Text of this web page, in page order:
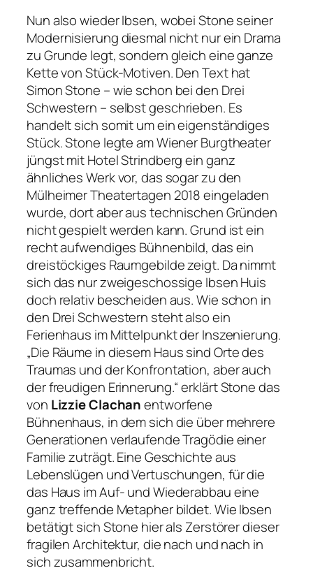
Nun also wieder Ibsen, wobei Stone seiner
Modernisierung diesmal nicht nur ein Drama
zu Grunde legt, sondern gleich eine ganze
Kette von Stück-Motiven. Den Text hat
Simon Stone – wie schon bei den Drei
Schwestern – selbst geschrieben. Es
handelt sich somit um ein eigenständiges
Stück. Stone legte am Wiener Burgtheater
jüngst mitHotel Strindbergein ganz
ähnliches Werk vor, das sogar zu den
Mülheimer Theatertagen 2018 eingeladen
wurde, dort aber aus technischen Gründen
nicht gespielt werden kann. Grund ist ein
recht aufwendiges Bühnenbild, das ein
dreistöckiges Raumgebilde zeigt. Da nimmt
sich das nur zweigeschossige Ibsen Huis
doch relativ bescheiden aus. Wie schon in
den Drei Schwestern steht also ein
Ferienhaus im Mittelpunkt der Inszenierung.
„Die Räume in diesem Haus sind Orte des
Traumas und der Konfrontation, aber auch
der freudigen Erinnerung.“erklärt Stone das
von Lizzie Clachanentworfene
Bühnenhaus, in dem sich die über mehrere
Generationen verlaufende Tragödie einer
Familie zuträgt. Eine Geschichte aus
Lebenslügen und Vertuschungen, für die
das Haus im Auf- und Wiederabbau eine
ganz treffende Metapher bildet. Wie Ibsen
betätigt sich Stone hier als Zerstörer dieser
fragilen Architektur, die nach und nach in
sich zusammenbricht.